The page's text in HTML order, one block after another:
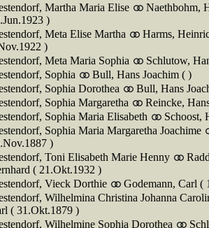
Martha Maria Elise
Naethbohm,
)
Meta Elise Martha
Harms,
)
Meta Maria Sophia
Schlutow,
Sophia
Bull, Hans Joachim ( )
Sophia Dorothea
Bull, Hans
Sophia Margaretha
Reincke,
Sophia Maria Elisabeth
Schoost,
Sophia Maria Margaretha Joachime
)
Toni Elisabeth Marie Henny
( 21.Okt.1932 )
Vieck Dorthie
Godemann, Carl (
Wilhelmina Christina Johanna
( 31.Okt.1879 )
Wilhelmine Sophia Dorothea